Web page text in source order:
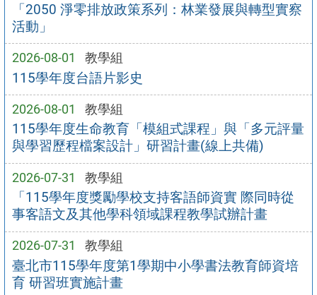
「2050 淨零排放政策系列：林業發展與轉型實察
活動」
2026-08-01 教學組
115學年度台語片影史
2026-08-01 教學組
115學年度生命教育「模組式課程」與「多元評量
與學習歷程檔案設計」研習計畫(線上共備)
2026-07-31 教學組
「115學年度獎勵學校支持客語師資實 際同時從
事客語文及其他學科領域課程教學試辦計畫
2026-07-31 教學組
臺北市115學年度第1學期中小學書法教育師資培
育 研習班實施計畫